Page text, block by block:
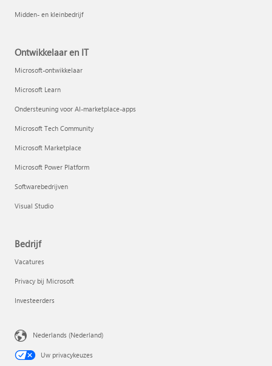
Midden- en kleinbedrijf
Ontwikkelaar en IT
Microsoft-ontwikkelaar
Microsoft Learn
Ondersteuning voor AI-marketplace-apps
Microsoft Tech Community
Microsoft Marketplace
Microsoft Power Platform
Softwarebedrijven
Visual Studio
Bedrijf
Vacatures
Privacy bij Microsoft
Investeerders
Nederlands (Nederland)
Uw privacykeuzes